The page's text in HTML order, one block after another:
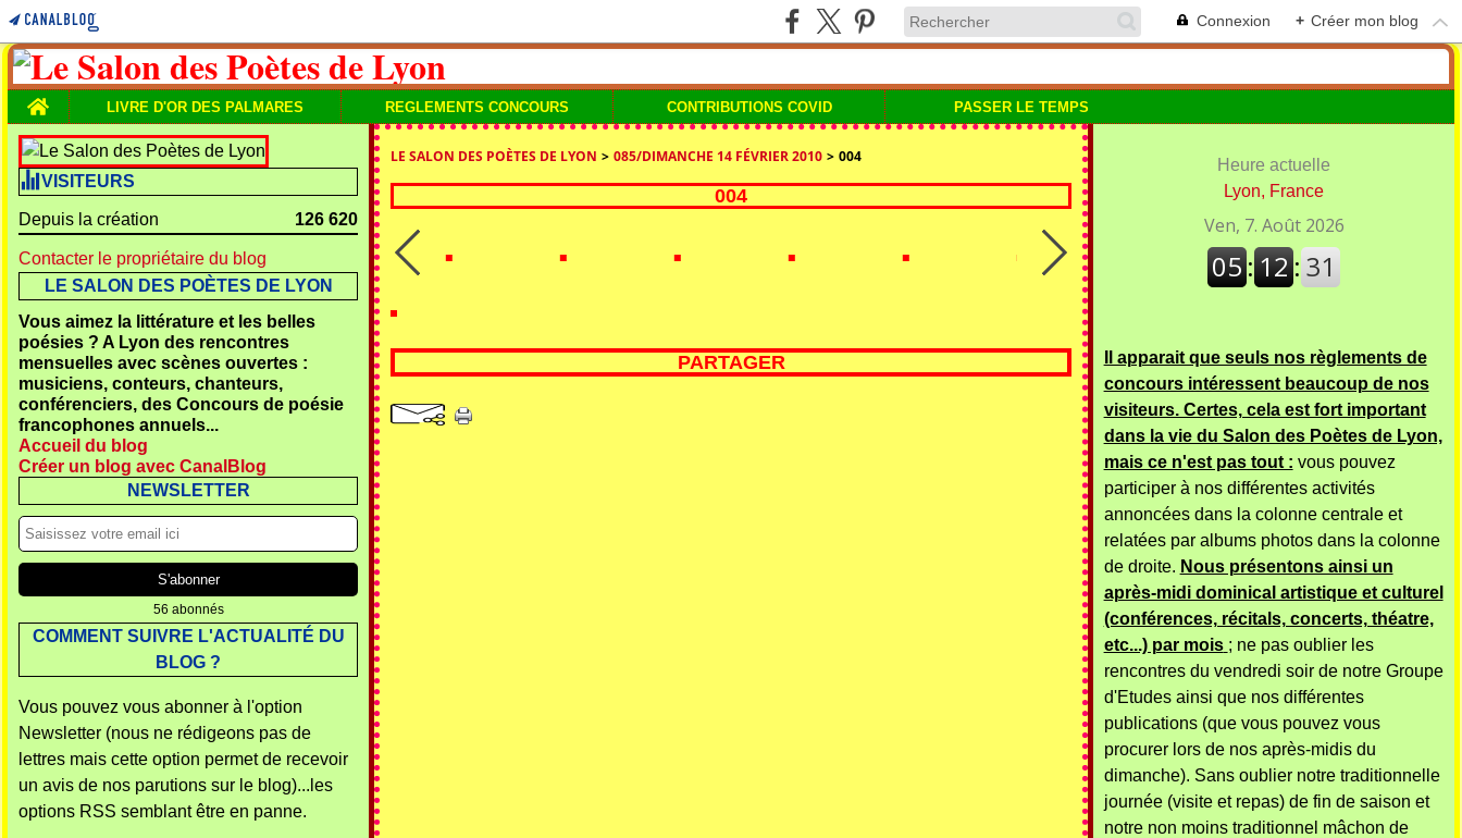
Connexion + Créer mon blog
Home
LIVRE D'OR DES PALMARES REGLEMENTS CONCOURS CONTRIBUTIONS COVID PASSER LE TEMPS
VISITEURS
Depuis la création 126 620
Contacter le propriétaire du blog
LE SALON DES POÈTES DE LYON
Vous aimez la littérature et les belles
poésies ? A Lyon des rencontres
mensuelles avec scènes ouvertes :
musiciens, conteurs, chanteurs,
conférenciers, des Concours de poésie
francophones annuels...
Accueil du blog
Créer un blog avec CanalBlog
NEWSLETTER
56 abonnés
COMMENT SUIVRE L'ACTUALITÉ DU
BLOG ?
Vous pouvez vous abonner à l'option
Newsletter (nous ne rédigeons pas de
lettres mais cette option permet de recevoir
un avis de nos parutions sur le blog)...les
options RSS semblant être en panne.
LE SALON DES POÈTES DE LYON > 085/DIMANCHE 14 FÉVRIER 2010 > 004
004
PARTAGER
Heure actuelle
Lyon, France
Il apparait que seuls nos règlements de
concours intéressent beaucoup de nos
visiteurs. Certes, cela est fort important
dans la vie du Salon des Poètes de Lyon,
mais ce n'est pas tout : vous pouvez
participer à nos différentes activités
annoncées dans la colonne centrale et
relatées par albums photos dans la colonne
de droite. Nous présentons ainsi un
après-midi dominical artistique et culturel
(conférences, récitals, concerts, théatre,
etc...) par mois ; ne pas oublier les
rencontres du vendredi soir de notre Groupe
d'Etudes ainsi que nos différentes
publications (que vous pouvez vous
procurer lors de nos après-midis du
dimanche). Sans oublier notre traditionnelle
journée (visite et repas) de fin de saison et
notre non moins traditionnel mâchon de